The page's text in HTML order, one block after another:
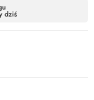
dziś